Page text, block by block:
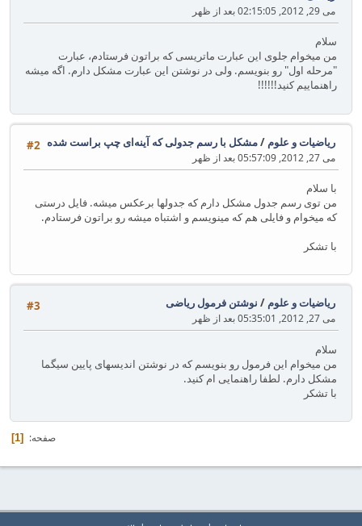
می 29, 2012, 02:15:05 بعد از ظهر
سلام
من میخوام جلوی این عبارت ماتریسی که براتون فرستادم، عبارت
"مرحله اول" رو بنویسم. ولی در نوشتن این عبارت مشکل دارم. اگه میشه
راهنماییم کنید!!!!!!
#2 ریاضیات و علوم /مشکل با رسم جدولی که آینه‌ای چپ براست شده
می 27, 2012, 05:57:09 بعد از ظهر
با سلام
من توی رسم جدول مشکل دارم که جدولها برعکس میشه. فایل درستی
که میخوام و فایلی هم که مینویسم و اشتباه میشه رو براتون فرستادم.
با تشکر
#3 ریاضیات و علوم / نوشتن فرمول ریاضی
می 27, 2012, 05:35:01 بعد از ظهر
سلام
من میخوام این فرمول رو بنویسم که در نوشتن اندیسهای پایین سیگما
مشکل دارم. لطفا راهنمایی ام کنید.
با تشکر
صفحه 1